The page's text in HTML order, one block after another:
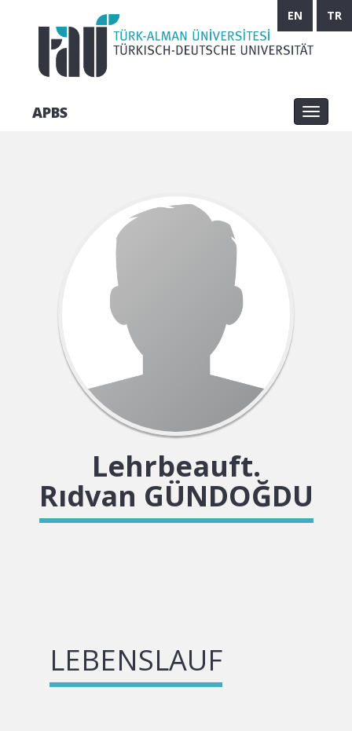
TR
EN
APBS
Lehrbeauft.
Rıdvan GÜNDOĞDU
LEBENSLAUF